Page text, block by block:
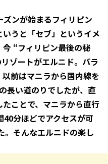
ンが始まるフィリピン
うと「セブ」というイメ
“フィリピン最後の秘
ゾートがエルニド。パラ
前はマニラから国内線を
長い道のりでしたが、直
ことで、マニラから直行
分ほどでアクセスが可
。そんなエルニドの楽し